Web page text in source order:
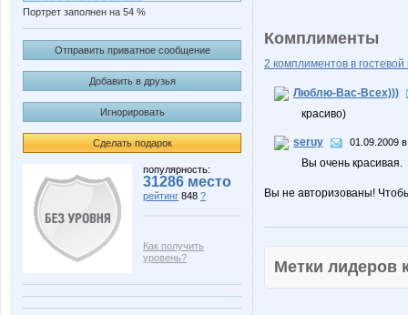
Портрет заполнен на 54 %
Отправить приватное сообщение
Добавить в друзья
Игнорировать
Сделать подарок
популярность:
31286 место
рейтинг 848 ?
Как получить
уровень?
Комплименты
2 комплиментов в гостевой
Люблю-Вас-Всех)))
красиво)
seruy 01.09.2009
Вы очень красивая.
Вы не авторизованы!
Метки